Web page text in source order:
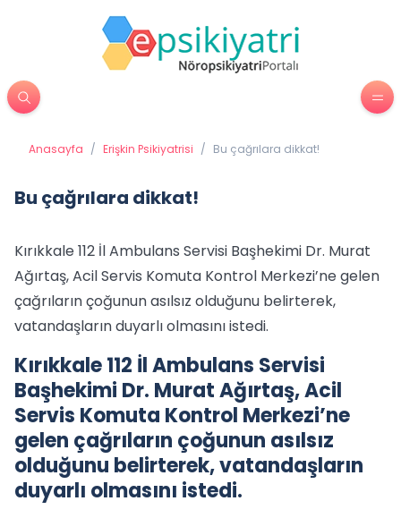
Anasayfa / Erişkin Psikiyatrisi / Bu çağrılara dikkat!
Bu çağrılara dikkat!
Kırıkkale 112 İl Ambulans Servisi Başhekimi Dr. Murat
Ağırtaş, Acil Servis Komuta Kontrol Merkezi’ne gelen
çağrıların çoğunun asılsız olduğunu belirterek,
vatandaşların duyarlı olmasını istedi.
Kırıkkale 112 İl Ambulans Servisi
Başhekimi Dr. Murat Ağırtaş, Acil
Servis Komuta Kontrol Merkezi’ne
gelen çağrıların çoğunun asılsız
olduğunu belirterek, vatandaşların
duyarlı olmasını istedi.